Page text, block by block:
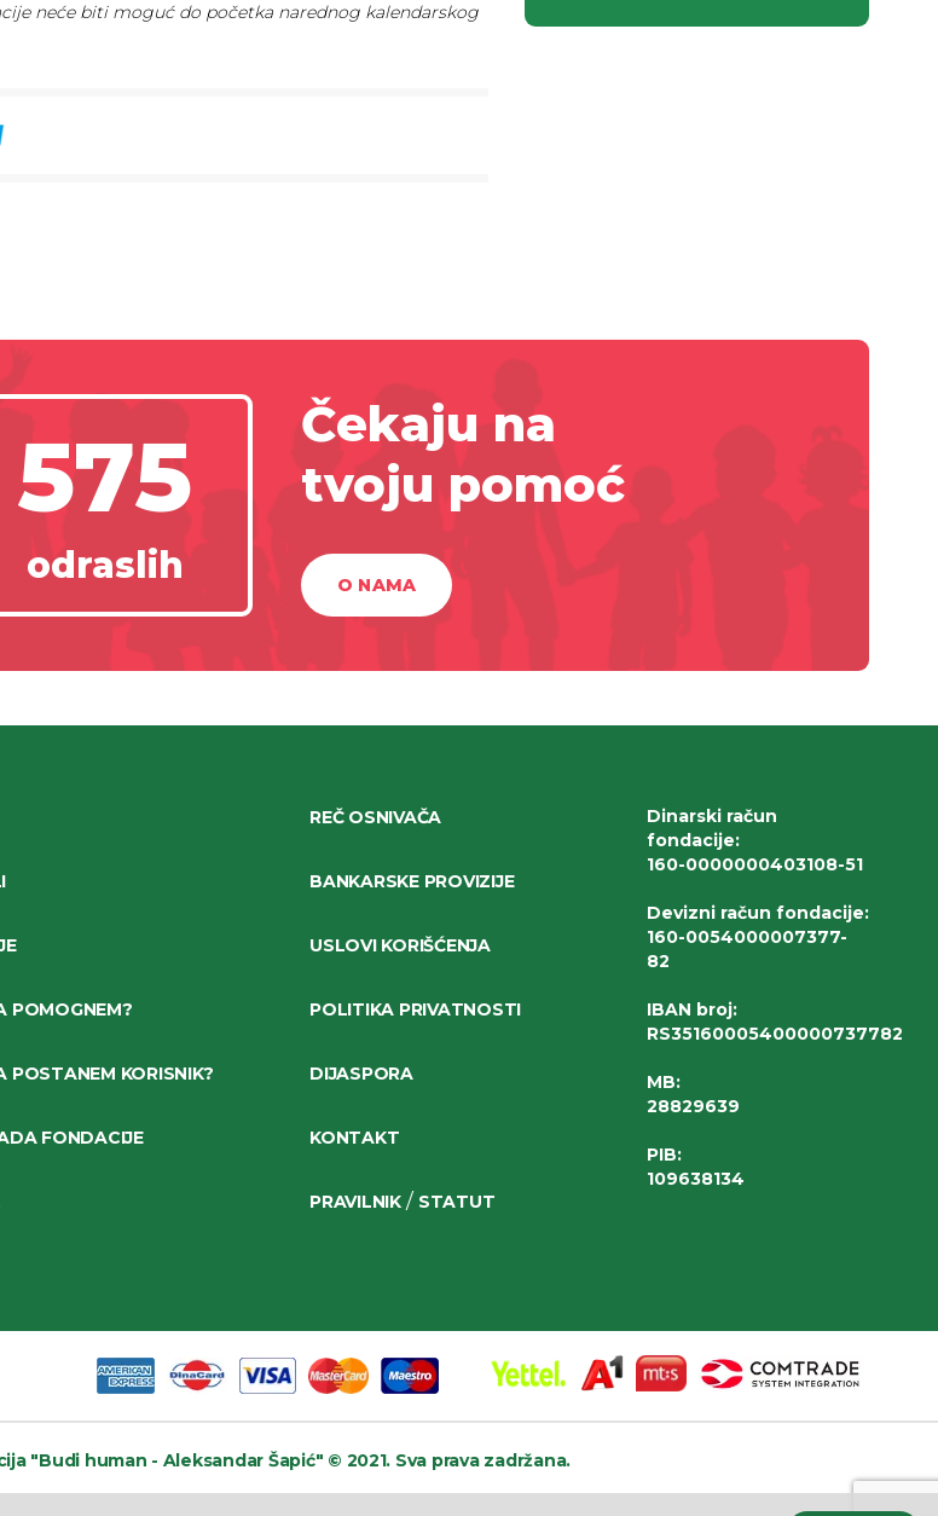
neće biti moguć do početka narednog kalendarskog
575
odraslih
Čekaju na
tvoju pomoć
O NAMA
POMOGNEM?
POSTANEM KORISNIK?
FONDACIJE
REČ OSNIVAČA
BANKARSKE PROVIZIJE
USLOVI KORIŠĆENJA
POLITIKA PRIVATNOSTI
DIJASPORA
KONTAKT
PRAVILNIK/ STATUT
Dinarski račun
fondacije:
160-0000000403108-51
Devizni račun fondacije:
160-0054000007377-
82
IBAN broj:
RS35160005400000737782
MB:
28829639
PIB:
109638134
"Budi human - Aleksandar Šapić" © 2021. Sva prava zadržana.